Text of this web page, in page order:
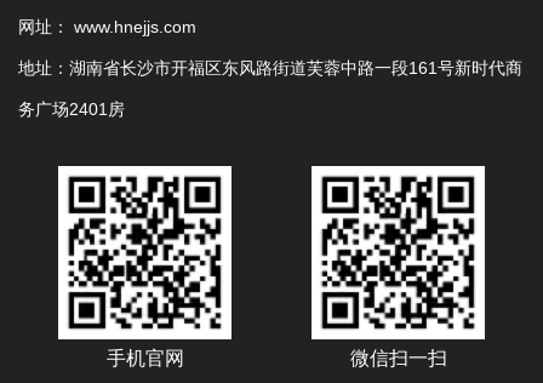
网址： www.hnejjs.com
地址：湖南省长沙市开福区东风路街道芙蓉中路一段161号新时代商
务广场2401房
手机官网 微信扫一扫